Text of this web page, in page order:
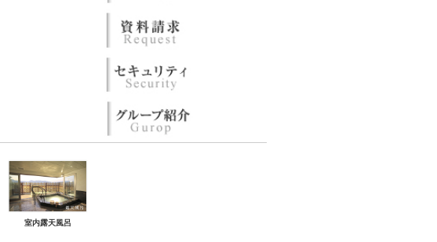
室内露天風呂